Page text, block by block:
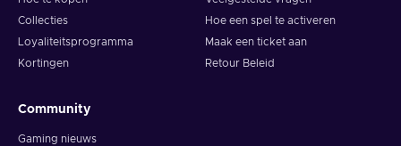
Collecties
Loyaliteitsprogramma
Kortingen
Hoe een spel te activeren
Maak een ticket aan
Retour Beleid
Community
Gaming nieuws